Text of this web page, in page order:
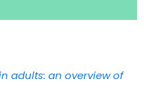
adults: an overview of